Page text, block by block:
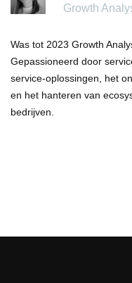
Growth
Was tot 2023 Growth
Gepassioneerd door
service-oplossingen, het
en het hanteren van
bedrijven.